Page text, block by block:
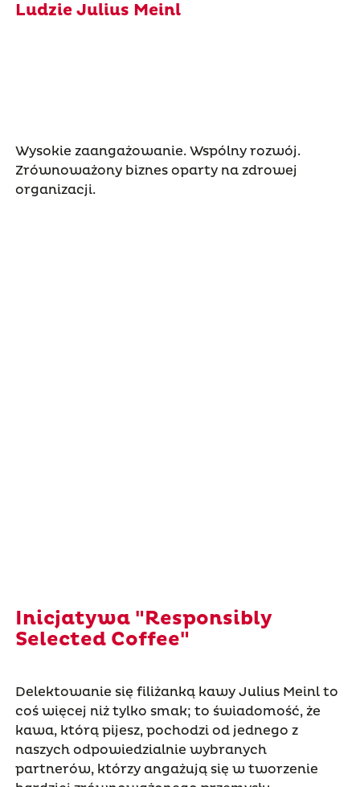
Ludzie Julius Meinl
Wysokie zaangażowanie. Wspólny rozwój.
Zrównoważony biznes oparty na zdrowej
organizacji.
Inicjatywa "Responsibly
Selected Coffee"
Delektowanie się filiżanką kawy Julius Meinl to
coś więcej niż tylko smak; to świadomość, że
kawa, którą pijesz, pochodzi od jednego z
naszych odpowiedzialnie wybranych
partnerów, którzy angażują się w tworzenie